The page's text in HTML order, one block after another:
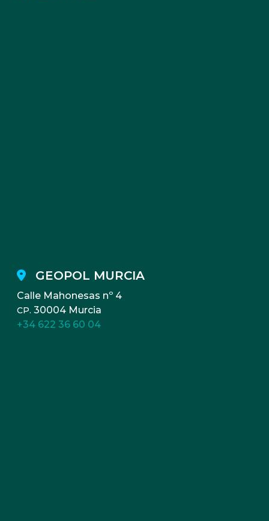
GEOPOL MURCIA
Calle Mahonesas nº 4
CP. 30004 Murcia
+34 622 36 60 04